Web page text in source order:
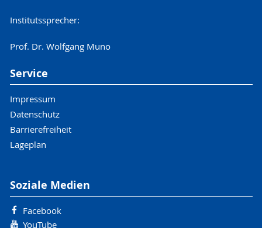
Institutssprecher:
Prof. Dr. Wolfgang Muno
Service
Impressum
Datenschutz
Barrierefreiheit
Lageplan
Soziale Medien
Facebook
YouTube